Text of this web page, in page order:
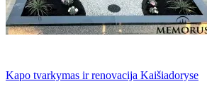
Kapo tvarkymas ir renovacija Kaišiadoryse